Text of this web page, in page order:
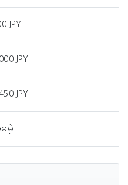
JPY
JPY
JPY
မဲ့